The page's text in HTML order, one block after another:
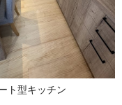
ト型キッチン